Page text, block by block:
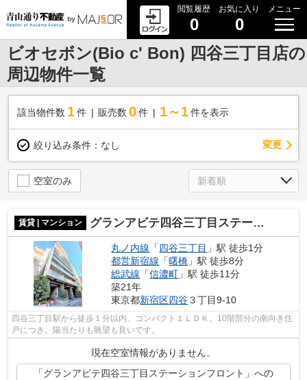
閲覧履歴
0
お気に入り
0
メニュー
ビオセボン(Bio c' Bon) 四谷三丁目店の
周辺物件一覧
該当物件数 1件 販売数 0 件 1～1 件を表示
絞り込み条件： なし 変更
空室のみ
賃貸 | マンション グランアビテ四谷三丁目ステーションフロント
丸ノ内線 「四谷三丁目 」駅 徒歩1分
都営新宿線 「曙橋 」駅 徒歩8分
総武線 「信濃町 」駅 徒歩11分
築21年
東京都新宿区四谷３丁目9-10
四谷三丁目駅から徒歩１分以内、コンパクト１ＬＤＫ。10階部分の南向き住
戸につき、陽当たりも眺望も良いです。
現在空室情報がありません。
「グランアビテ四谷三丁目ステーションフロント」への